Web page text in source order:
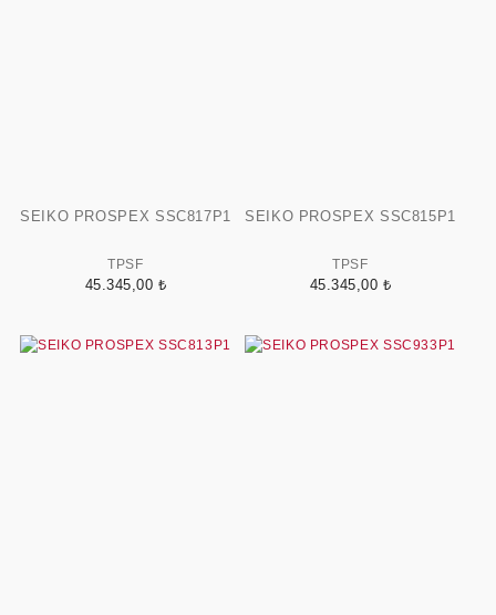
SEIKO PROSPEX SSC817P1
TPSF
45.345,00 ₺
SEIKO PROSPEX SSC815P1
TPSF
45.345,00 ₺